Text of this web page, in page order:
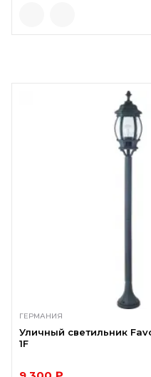
ГЕРМАНИЯ
Уличный светильник
1F